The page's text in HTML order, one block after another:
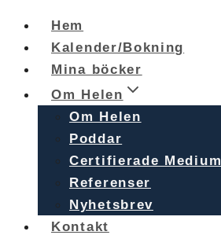
Skip
content
Hem
Kalender/Bokning
Mina böcker
Om Helen
Om Helen
Poddar
Certifierade Medium
Referenser
Nyhetsbrev
Kontakt